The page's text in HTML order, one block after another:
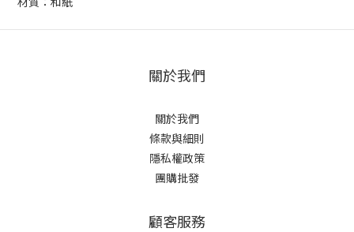
關於我們
關於我們
條款與細則
隱私權政策
團購批發
顧客服務